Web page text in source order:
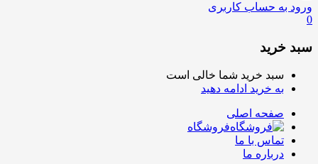
ورود به حساب کاربری
0
سبد خرید
سبد خرید شما خالی است
به خرید ادامه دهید
صفحه اصلی
فروشگاه
تماس با ما
درباره ما